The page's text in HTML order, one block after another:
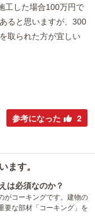
工した場合100万円で
ると思いますが、300
取られた方が宜しい
参考になった 2
ます。
は必須なのか？
がコーキングです。建物の
要な部材「コーキング」を